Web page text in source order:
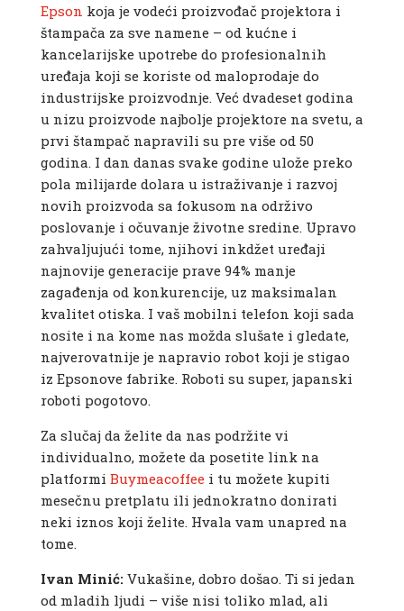
Epson koja je vodeći proizvođač projektora i
štampača za sve namene – od kućne i
kancelarijske upotrebe do profesionalnih
uređaja koji se koriste od maloprodaje do
industrijske proizvodnje. Već dvadeset godina
u nizu proizvode najbolje projektore na svetu, a
prvi štampač napravili su pre više od 50
godina. I dan danas svake godine ulože preko
pola milijarde dolara u istraživanje i razvoj
novih proizvoda sa fokusom na održivo
poslovanje i očuvanje životne sredine. Upravo
zahvaljujući tome, njihovi inkdžet uređaji
najnovije generacije prave 94% manje
zagađenja od konkurencije, uz maksimalan
kvalitet otiska. I vaš mobilni telefon koji sada
nosite i na kome nas možda slušate i gledate,
najverovatnije je napravio robot koji je stigao
iz Epsonove fabrike. Roboti su super, japanski
roboti pogotovo.
Za slučaj da želite da nas podržite vi
individualno, možete da posetite link na
platformi Buymeacoffeei tu možete kupiti
mesečnu pretplatu ili jednokratno donirati
neki iznos koji želite. Hvala vam unapred na
tome.
Ivan Minić:Vukašine, dobro došao. Ti si jedan
od mladih ljudi – više nisi toliko mlad, ali